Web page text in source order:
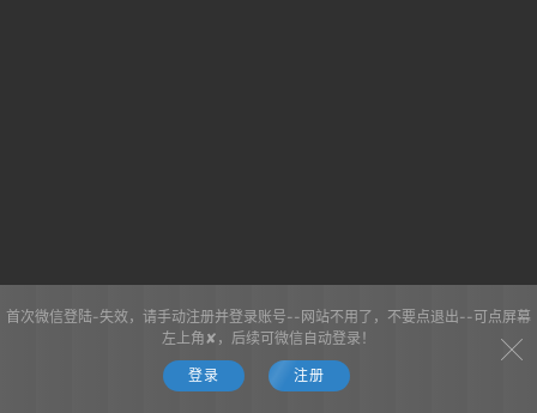
首次微信登陆-失效，请手动注册并登录账号--网站不用了，不要点退出--可点屏幕
左上角✘，后续可微信自动登录！
登录 注册